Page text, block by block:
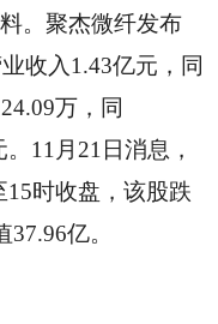
。聚杰微纤发布
收入1.43亿元，同
万，同
11月21日消息，
时收盘，该股跌
亿。